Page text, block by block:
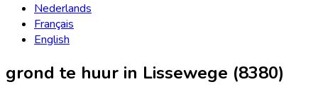
Nederlands
Français
English
grond te huur in Lissewege (8380)